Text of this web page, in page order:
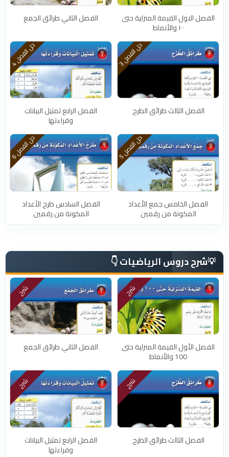
الفصل الاول القيمة المنزلية حتى
١٠٠ والأنماط
الفصل الثاني طرائق الجمع
ح
ل
ا
ل
ف
ص
ل
3
الفصل الثالث طرائق الطرح
ح
ل
ا
ل
ف
ص
ل
4
الفصل الرابع تمثيل البيانات
وقراءتها
ح
ل
ا
ل
ف
ص
ل
5
الفصل الخامس جمع الأعداد
المكونة من رقمين
ح
ل
ا
ل
ف
ص
ل
6
الفصل السادس طرح الأعداد
المكونة من رقمين
💡شرح دروس الرياضيات 👇
شرح
الفصل الأول القيمة المنزلية حتى
100 والأنماط
شرح
الفصل الثاني طرائق الجمع
شرح
الفصل الثالث طرائق الطرح
شرح
الفصل الرابع تمثيل البيانات
وقراءتها